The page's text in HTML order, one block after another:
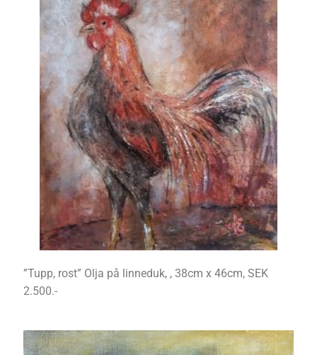
”Tupp, rost” Olja på linneduk, , 38cm x 46cm, SEK
2.500.-